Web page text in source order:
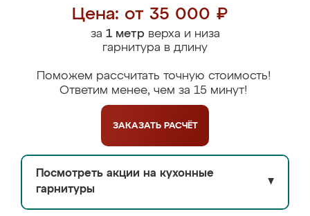
Цена: от 35 000 ₽
за 1 метрверха и низа
гарнитура в длину
Поможем рассчитать точную стоимость!
Ответим менее, чем за 15 минут!
ЗАКАЗАТЬ РАСЧЁТ
Посмотреть акции на кухонные
гарнитуры
▼